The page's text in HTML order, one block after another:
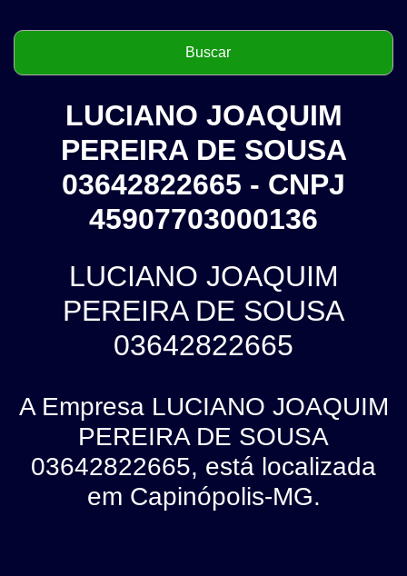
LUCIANO JOAQUIM
PEREIRA DE SOUSA
03642822665 - CNPJ
45907703000136
LUCIANO JOAQUIM
PEREIRA DE SOUSA
03642822665
A Empresa LUCIANO JOAQUIM
PEREIRA DE SOUSA
03642822665, está localizada
em Capinópolis-MG.